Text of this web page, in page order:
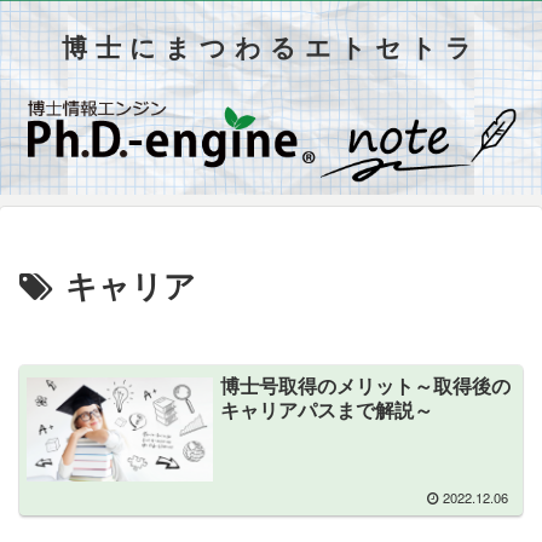
博士にまつわるエトセトラ
キャリア
博士号取得のメリット～取得後の
キャリアパスまで解説～
2022.12.06